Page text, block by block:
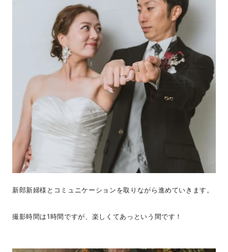
新郎新婦様とコミュニケーションを取りながら進めていきます。
撮影時間は1時間ですが、楽しくてあっという間です！